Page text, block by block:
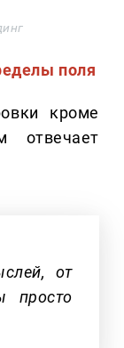
поля
кроме
отвечает
от
просто